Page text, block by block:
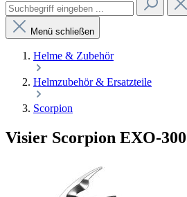
Menü schließen
Helme & Zubehör
Helmzubehör & Ersatzteile
Scorpion
Visier Scorpion EXO-